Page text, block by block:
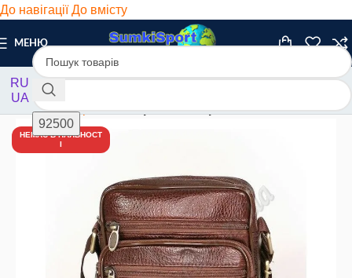
До навігаціїДо вмісту
МЕНЮ
RU
UA
Головна/ Барсетки/ Барсетки шкіряні
НЕМАЄ В НАЯВНОСТ
І